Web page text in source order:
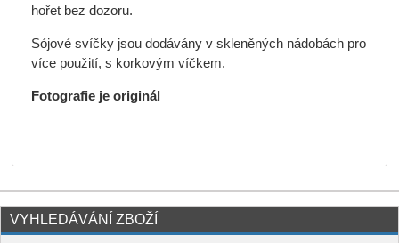
hořet bez dozoru.
Sójové svíčky jsou dodávány v skleněných nádobách pro
více použití, s korkovým víčkem.
Fotografie je originál
VYHLEDÁVÁNÍ ZBOŽÍ